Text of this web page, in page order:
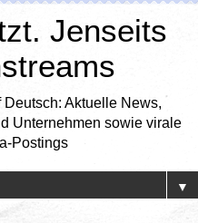
Jenseits
Aktuelle News,
Unternehmen sowie virale
Postings
▼